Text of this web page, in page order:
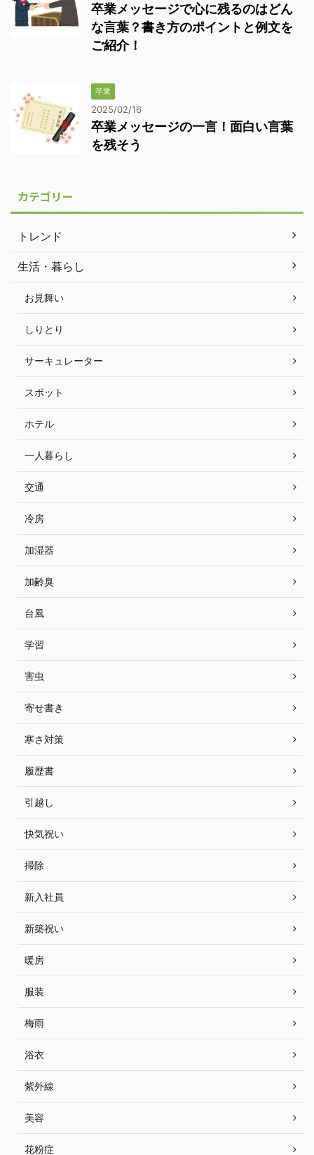
卒業メッセージで心に残るのはどん
な言葉？書き方のポイントと例文を
ご紹介！
卒業
2025/02/16
卒業メッセージの一言！面白い言葉
を残そう
カテゴリー
トレンド
生活・暮らし
お見舞い
しりとり
サーキュレーター
スポット
ホテル
一人暮らし
交通
冷房
加湿器
加齢臭
台風
学習
害虫
寄せ書き
寒さ対策
履歴書
引越し
快気祝い
掃除
新入社員
新築祝い
暖房
服装
梅雨
浴衣
紫外線
美容
花粉症